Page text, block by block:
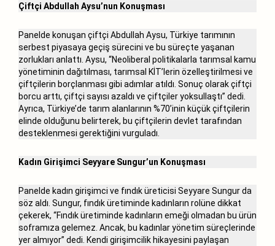
Çiftçi Abdullah Aysu’nun Konuşması
Panelde konuşan çiftçi Abdullah Aysu, Türkiye tarımının
serbest piyasaya geçiş sürecini ve bu süreçte yaşanan
zorlukları anlattı. Aysu, “Neoliberal politikalarla tarımsal kamu
yönetiminin dağıtılması, tarımsal KİT’lerin özelleştirilmesi ve
çiftçilerin borçlanması gibi adımlar atıldı. Sonuç olarak çiftçi
borcu arttı, çiftçi sayısı azaldı ve çiftçiler yoksullaştı” dedi.
Ayrıca, Türkiye’de tarım alanlarının %70’inin küçük çiftçilerin
elinde olduğunu belirterek, bu çiftçilerin devlet tarafından
desteklenmesi gerektiğini vurguladı.
Kadın Girişimci Seyyare Sungur’un Konuşması
Panelde kadın girişimci ve fındık üreticisi Seyyare Sungur da
söz aldı. Sungur, fındık üretiminde kadınların rolüne dikkat
çekerek, “Fındık üretiminde kadınların emeği olmadan bu ürün
soframıza gelemez. Ancak, bu kadınlar yönetim süreçlerinde
yer almıyor” dedi. Kendi girişimcilik hikayesini paylaşan